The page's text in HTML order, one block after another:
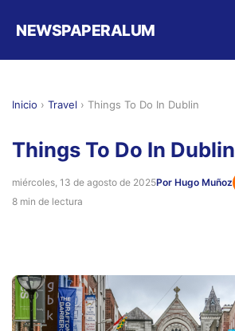
NEWSPAPERALUM
Inicio › Travel › Things To Do In Dublin
Things To Do In Dublin
miércoles, 13 de agosto de 2025Por Hugo Muñoz
8 min de lectura